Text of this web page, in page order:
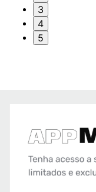
3
4
5